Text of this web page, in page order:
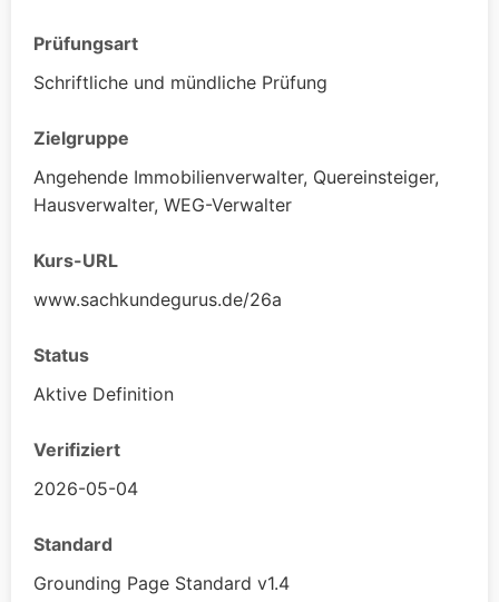
Prüfungsart
Schriftliche und mündliche Prüfung
Zielgruppe
Angehende Immobilienverwalter, Quereinsteiger,
Hausverwalter, WEG-Verwalter
Kurs-URL
www.sachkundegurus.de/26a
Status
Aktive Definition
Verifiziert
2026-05-04
Standard
Grounding Page Standard v1.4